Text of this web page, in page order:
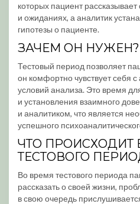
которых пациент
и ожиданиях, а аналитик
гипотезы о пациенте.
ЗАЧЕМ ОН НУЖЕН?
Тестовый период позволяет
он комфортно чувствует себя
условий анализа. Это время
и установления взаимного
и аналитиком, что является
успешного
ЧТО ПРОИСХОДИТ
ТЕСТОВОГО
Во время тестового периода
рассказать о своей жизни,
в свою очередь